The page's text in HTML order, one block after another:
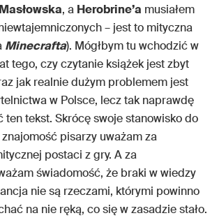
, a Herobrine’a musiałem
– jest to mityczna
Minecrafta). Mógłbym tu wchodzić w
tego, czy czytanie książek jest zbyt
jak realnie dużym problemem jest
w Polsce, lecz tak naprawdę
ten tekst. Skrócę swoje stanowisko do
pisarzy uważam za
postaci z gry. A za
świadomość, że braki w wiedzy
nie są rzeczami, którymi powinno
na nie ręką, co się w zasadzie stało.